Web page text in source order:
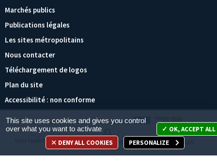
Marchés publics
Publications légales
Les sites métropolitains
Nous contacter
Téléchargement de logos
Plan du site
Accessibilité : non conforme
Paramétrage des cookies Mentions légales
MON TERRITOIRE MES DÉMARCHES JE PARTICIPE
This site uses cookies and gives you control
over what you want to activate
OK, ACCEPT ALL
DENY ALL COOKIES
PERSONALIZE